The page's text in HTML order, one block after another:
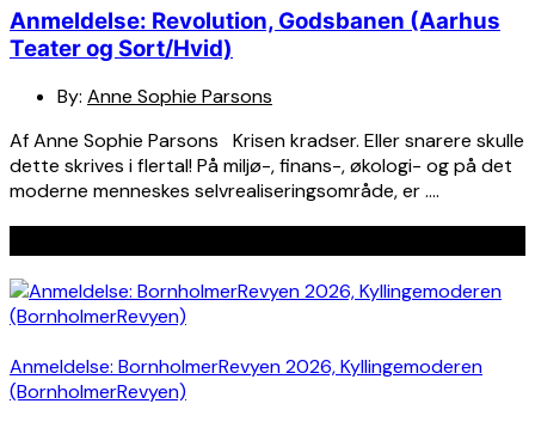
Anmeldelse: Revolution, Godsbanen (Aarhus
Teater og Sort/Hvid)
By: Anne Sophie Parsons
Af Anne Sophie Parsons Krisen kradser. Eller snarere skulle
dette skrives i flertal! På miljø-, finans-, økologi- og på det
moderne menneskes selvrealiseringsområde, er ….
Anmeldelse: BornholmerRevyen 2026, Kyllingemoderen
(BornholmerRevyen)